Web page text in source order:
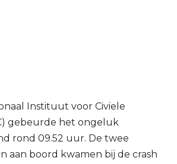
Instituut voor Civiele
gebeurde het ongeluk
rond 09.52 uur. De twee
aan boord kwamen bij de crash